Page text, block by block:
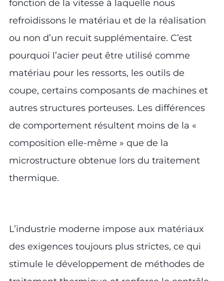
fonction de la vitesse à laquelle nous
refroidissons le matériau et de la réalisation
ou non d’un recuit supplémentaire. C’est
pourquoi l’acier peut être utilisé comme
matériau pour les ressorts, les outils de
coupe, certains composants de machines et
autres structures porteuses. Les différences
de comportement résultent moins de la «
composition elle-même » que de la
microstructure obtenue lors du traitement
thermique.
L’industrie moderne impose aux matériaux
des exigences toujours plus strictes, ce qui
stimule le développement de méthodes de